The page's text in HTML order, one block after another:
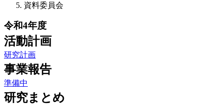
資料委員会
令和4年度
活動計画
研究計画
事業報告
準備中
研究まとめ